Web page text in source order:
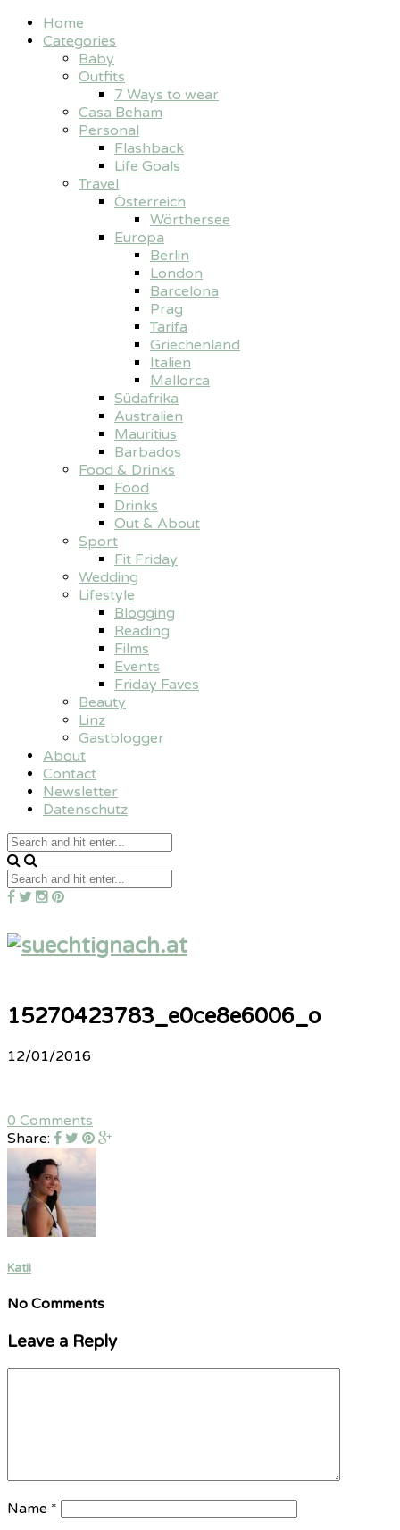
Home
Categories
Baby
Outfits
7 Ways to wear
Casa Beham
Personal
Flashback
Life Goals
Travel
Österreich
Wörthersee
Europa
Berlin
London
Barcelona
Prag
Tarifa
Griechenland
Italien
Mallorca
Südafrika
Australien
Mauritius
Barbados
Food & Drinks
Food
Drinks
Out & About
Sport
Fit Friday
Wedding
Lifestyle
Blogging
Reading
Films
Events
Friday Faves
Beauty
Linz
Gastblogger
About
Contact
Newsletter
Datenschutz
15270423783_e0ce8e6006_o
12/01/2016
0 Comments
Share:
Katii
No Comments
Leave a Reply
Name *